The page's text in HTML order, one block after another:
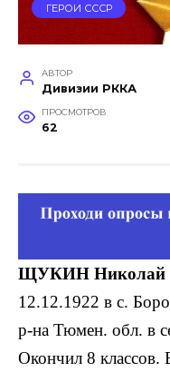
ГЕРОИ СССР
АВТОР
Дивизии РККА
ПРОСМОТРОВ
62
ЩУКИН Николай
12.12.1922 в с.
р-на Тюмен. обл. в
Окончил 8